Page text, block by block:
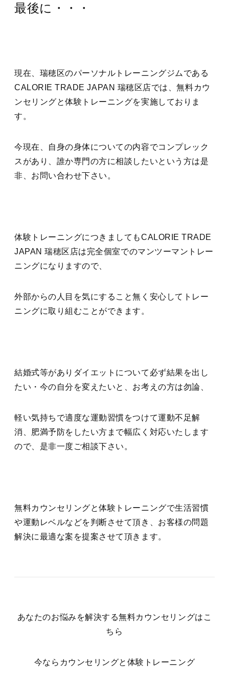
最後に・・・
現在、瑞穂区のパーソナルトレーニングジムである
CALORIE TRADE JAPAN 瑞穂区店では、無料カウ
ンセリングと体験トレーニングを実施しておりま
す。
今現在、自身の身体についての内容でコンプレック
スがあり、誰か専門の方に相談したいという方は是
非、お問い合わせ下さい。
体験トレーニングにつきましてもCALORIE TRADE
JAPAN 瑞穂区店は完全個室でのマンツーマントレー
ニングになりますので、
外部からの人目を気にすること無く安心してトレー
ニングに取り組むことができます。
結婚式等がありダイエットについて必ず結果を出し
たい・今の自分を変えたいと、お考えの方は勿論、
軽い気持ちで適度な運動習慣をつけて運動不足解
消、肥満予防をしたい方まで幅広く対応いたします
ので、是非一度ご相談下さい。
無料カウンセリングと体験トレーニングで生活習慣
や運動レベルなどを判断させて頂き、お客様の問題
解決に最適な案を提案させて頂きます。
あなたのお悩みを解決する無料カウンセリングはこ
ちら
今ならカウンセリングと体験トレーニング